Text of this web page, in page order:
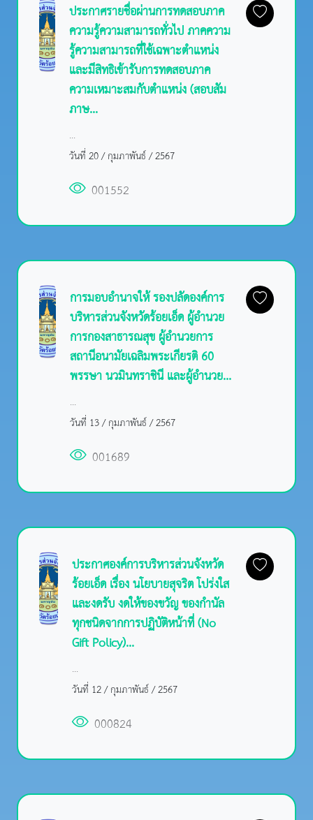
ประกาศรายชื่อผ่านการทดสอบภาค
ความรู้ความสามารถทั่วไป ภาคความ
รู้ความสามารถที่ใช้เฉพาะตำแหน่ง
และมีสิทธิเข้ารับการทดสอบภาค
ความเหมาะสมกับตำแหน่ง (สอบสัม
ภาษ...
...
วันที่ 20 / กุมภาพันธ์ / 2567
001552
การมอบอำนาจให้ รองปลัดองค์การ
บริหารส่วนจังหวัดร้อยเอ็ด ผู้อำนวย
การกองสาธารณสุข ผู้อำนวยการ
สถานีอนามัยเฉลิมพระเกียรติ 60
พรรษา นวมินทราชินี และผู้อำนวย...
...
วันที่ 13 / กุมภาพันธ์ / 2567
001689
ประกาศองค์การบริหารส่วนจังหวัด
ร้อยเอ็ด เรื่อง นโยบายสุจริต โปร่งใส
และงดรับ งดให้ของขวัญ ของกำนัล
ทุกชนิดจากการปฏิบัติหน้าที่ (No
Gift Policy)...
...
วันที่ 12 / กุมภาพันธ์ / 2567
000824